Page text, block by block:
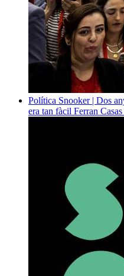
Política Snooker | Dos
era tan fàcil Ferran